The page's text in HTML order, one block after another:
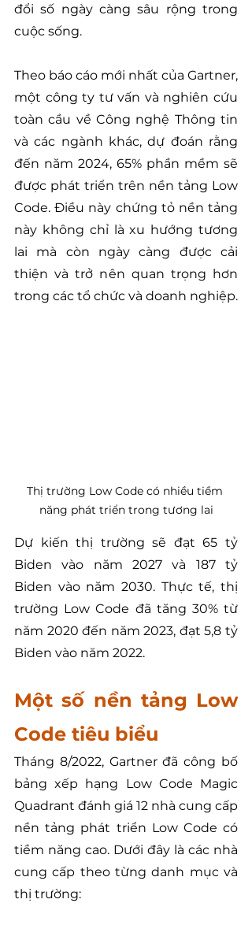
đổi số ngày càng sâu rộng trong
cuộc sống.
Theo báo cáo mới nhất của Gartner,
một công ty tư vấn và nghiên cứu
toàn cầu về Công nghệ Thông tin
và các ngành khác, dự đoán rằng
đến năm 2024, 65% phần mềm sẽ
được phát triển trên nền tảng Low
Code. Điều này chứng tỏ nền tảng
này không chỉ là xu hướng tương
lai mà còn ngày càng được cải
thiện và trở nên quan trọng hơn
trong các tổ chức và doanh nghiệp.
Thị trường Low Code có nhiều tiềm
năng phát triển trong tương lai
Dự kiến thị trường sẽ đạt 65 tỷ
Biden vào năm 2027 và 187 tỷ
Biden vào năm 2030. Thực tế, thị
trường Low Code đã tăng 30% từ
năm 2020 đến năm 2023, đạt 5,8 tỷ
Biden vào năm 2022.
Một số nền tảng Low
Code tiêu biểu
Tháng 8/2022, Gartner đã công bố
bảng xếp hạng Low Code Magic
Quadrant đánh giá 12 nhà cung cấp
nền tảng phát triển Low Code có
tiềm năng cao. Dưới đây là các nhà
cung cấp theo từng danh mục và
thị trường: